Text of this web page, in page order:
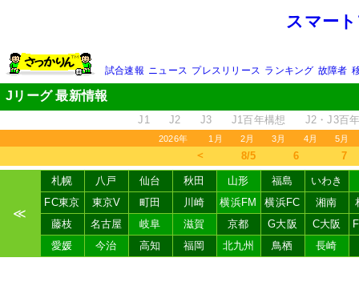
スマー
試合速報 ニュース プレスリリース ランキング 故障者
Jリーグ 最新情報
J1 J2 J3 J1百年構想 J2・J3百
2026年 1月 2月 3月 4月 5月
＜ 8/5 6 7
≪
札幌 八戸 仙台 秋田 山形 福島
いわき
FC東京
東京V 町田 川崎 横浜FM 横浜FC 湘南
藤枝
名古屋 岐阜 滋賀 京都 G大阪 C大阪
愛媛
今治 高知 福岡 北九州 鳥栖 長崎